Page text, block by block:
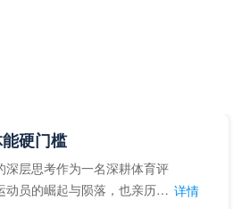
硬门槛
层思考作为一名深耕体育评
员的崛起与陨落，也亲历了 详情